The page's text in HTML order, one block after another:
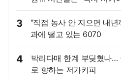
3
"직접 농사 안 지으면 내
과에 떨고 있는 6070
4
박리다매 한계 부딪혔나…
로 향하는 저가커피